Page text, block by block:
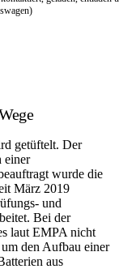
getüftelt. Der
einer
wurde die
März 2019
und
Bei der
laut EMPA nicht
den Aufbau einer
aus